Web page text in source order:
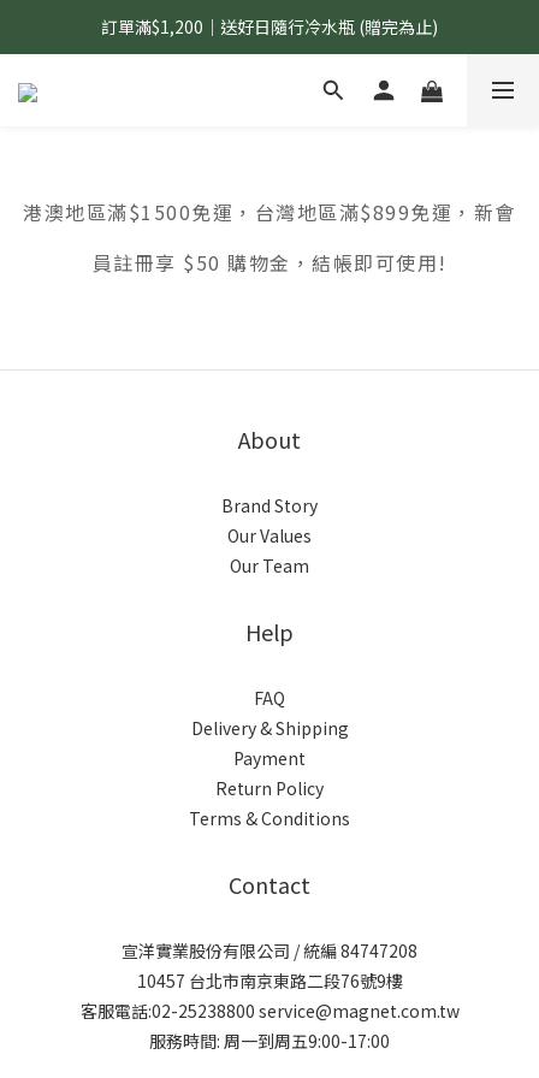
國內$899免運｜加LINE好友領70元優惠券
訂單滿$1,200｜送好日隨行冷水瓶 (贈完為止)
國內$899免運｜加LINE好友領70元優惠券
港澳地區滿$1500免運，台灣地區滿$899免運，新會
員註冊享 $50 購物金，結帳即可使用!
About
Brand Story
Our Values
Our Team
Help
FAQ
Delivery & Shipping
Payment
Return Policy
Terms & Conditions
Contact
宣洋實業股份有限公司 / 統編 84747208
10457 台北市南京東路二段76號9樓
客服電話:02-25238800 service@magnet.com.tw
服務時間: 周一到周五9:00-17:00